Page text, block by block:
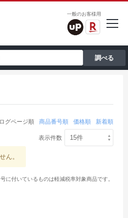
一般のお客様用
グページ順 商品番号順 価格順 新着順
表示件数
ん。
に付いているものは軽減税率対象商品です。